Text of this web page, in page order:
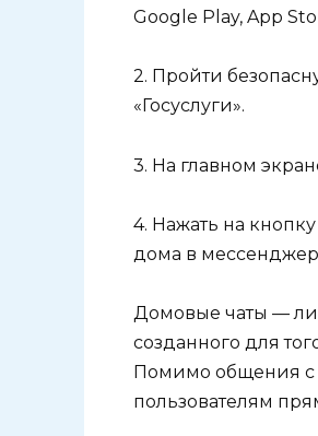
Google Play, App
2. Пройти
«Госуслуги».
3. На главном
4. Нажать на
дома в
Домовые чаты —
созданного для
Помимо общения с
пользователям